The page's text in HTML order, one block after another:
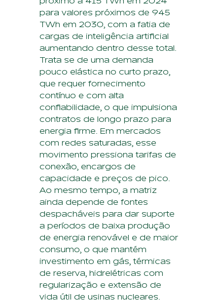
para valores próximos de 945
TWh em 2030, com a fatia de
cargas de inteligência artificial
aumentando dentro desse total.
Trata se de uma demanda
pouco elástica no curto prazo,
que requer fornecimento
contínuo e com alta
confiabilidade, o que impulsiona
contratos de longo prazo para
energia firme. Em mercados
com redes saturadas, esse
movimento pressiona tarifas de
conexão, encargos de
capacidade e preços de pico.
Ao mesmo tempo, a matriz
ainda depende de fontes
despacháveis para dar suporte
a períodos de baixa produção
de energia renovável e de maior
consumo, o que mantém
investimento em gás, térmicas
de reserva, hidrelétricas com
regularização e extensão de
vida útil de usinas nucleares.